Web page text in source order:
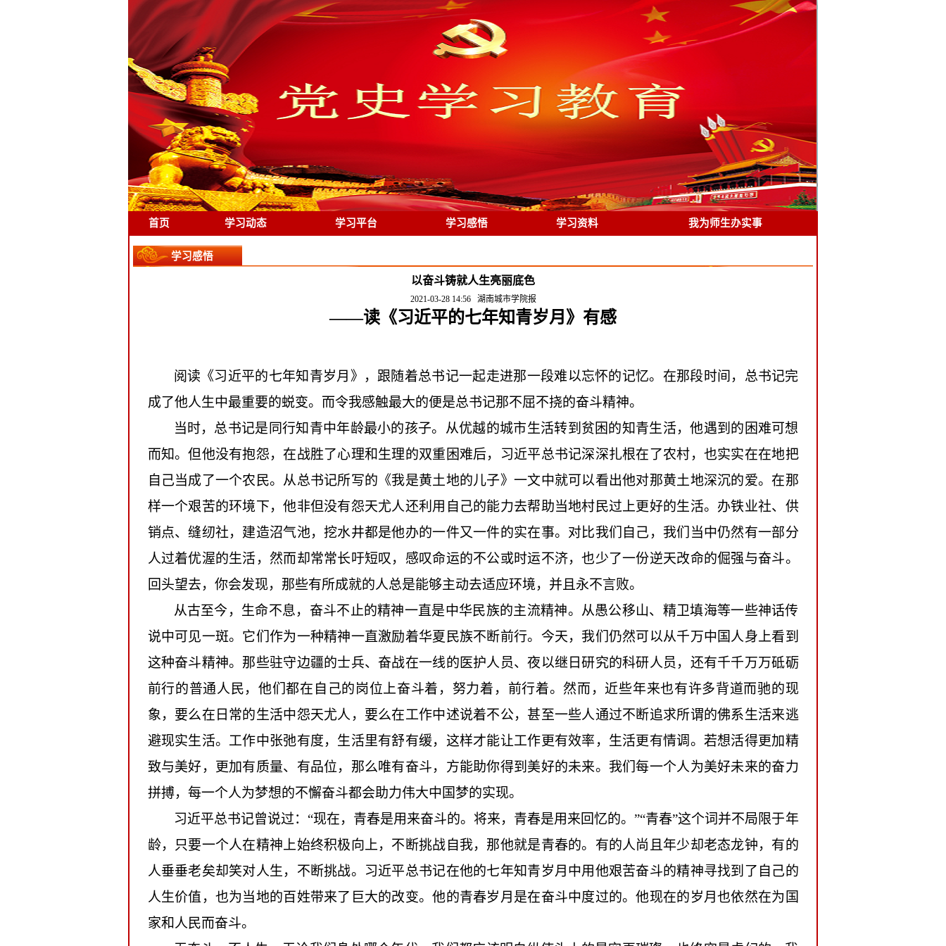
首页 学习动态 学习平台 学习感悟 学习资料 我为师生办实事
学习感悟
以奋斗铸就人生亮丽底色
2021-03-28 14:56 湖南城市学院报
——读《习近平的七年知青岁月》有感
阅读《习近平的七年知青岁月》，跟随着总书记一起走进那一段难以忘怀的记忆。在那段时间，总书记完
成了他人生中最重要的蜕变。而令我感触最大的便是总书记那不屈不挠的奋斗精神。
当时，总书记是同行知青中年龄最小的孩子。从优越的城市生活转到贫困的知青生活，他遇到的困难可想
而知。但他没有抱怨，在战胜了心理和生理的双重困难后，习近平总书记深深扎根在了农村，也实实在在地把
自己当成了一个农民。从总书记所写的《我是黄土地的儿子》一文中就可以看出他对那黄土地深沉的爱。在那
样一个艰苦的环境下，他非但没有怨天尤人还利用自己的能力去帮助当地村民过上更好的生活。办铁业社、供
销点、缝纫社，建造沼气池，挖水井都是他办的一件又一件的实在事。对比我们自己，我们当中仍然有一部分
人过着优渥的生活，然而却常常长吁短叹，感叹命运的不公或时运不济，也少了一份逆天改命的倔强与奋斗。
回头望去，你会发现，那些有所成就的人总是能够主动去适应环境，并且永不言败。
从古至今，生命不息，奋斗不止的精神一直是中华民族的主流精神。从愚公移山、精卫填海等一些神话传
说中可见一斑。它们作为一种精神一直激励着华夏民族不断前行。今天，我们仍然可以从千万中国人身上看到
这种奋斗精神。那些驻守边疆的士兵、奋战在一线的医护人员、夜以继日研究的科研人员，还有千千万万砥砺
前行的普通人民，他们都在自己的岗位上奋斗着，努力着，前行着。然而，近些年来也有许多背道而驰的现
象，要么在日常的生活中怨天尤人，要么在工作中述说着不公，甚至一些人通过不断追求所谓的佛系生活来逃
避现实生活。工作中张弛有度，生活里有舒有缓，这样才能让工作更有效率，生活更有情调。若想活得更加精
致与美好，更加有质量、有品位，那么唯有奋斗，方能助你得到美好的未来。我们每一个人为美好未来的奋力
拼搏，每一个人为梦想的不懈奋斗都会助力伟大中国梦的实现。
习近平总书记曾说过： “现在，青春是用来奋斗的。将来，青春是用来回忆的。”“青春”这个词并不局限于年
龄，只要一个人在精神上始终积极向上，不断挑战自我，那他就是青春的。有的人尚且年少却老态龙钟，有的
人垂垂老矣却笑对人生，不断挑战。习近平总书记在他的七年知青岁月中用他艰苦奋斗的精神寻找到了自己的
人生价值，也为当地的百姓带来了巨大的改变。他的青春岁月是在奋斗中度过的。他现在的岁月也依然在为国
家和人民而奋斗。